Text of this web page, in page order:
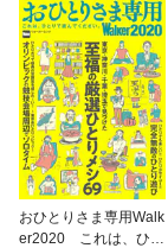
おひとりさま専用Walk
er2020 これは、ひと